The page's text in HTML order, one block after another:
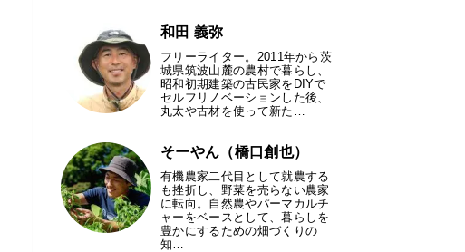
和田 義弥
フリーライター。2011年から茨
城県筑波山麓の農村で暮らし、
昭和初期建築の古民家をDIYで
セルフリノベーションした後、
丸太や古材を使って新た…
そーやん（橋口創也）
有機農家二代目として就農する
も挫折し、野菜を売らない農家
に転向。自然農やパーマカルチ
ャーをベースとして、暮らしを
豊かにするための畑づくりの
知…